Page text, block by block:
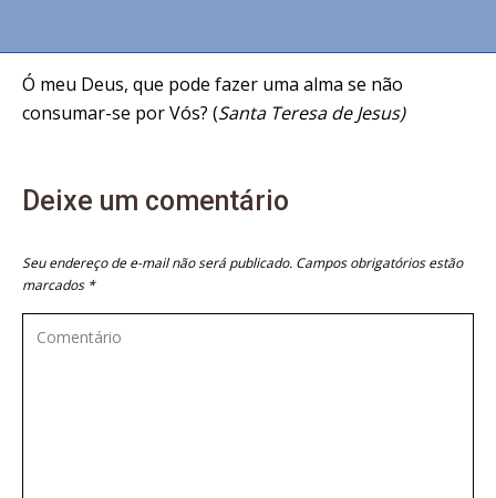
Ó meu Deus, que pode fazer uma alma se não
consumar-se por Vós? (Santa Teresa de Jesus)
Deixe um comentário
Seu endereço de e-mail não será publicado. Campos obrigatórios estão
marcados *
Comentário